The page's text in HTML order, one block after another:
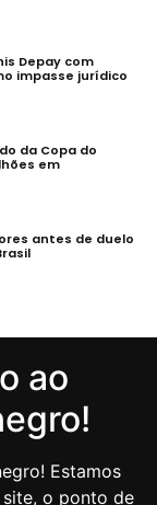
Depay com
impasse jurídico
da Copa do
em
antes de duelo
ao
Estamos
o ponto de